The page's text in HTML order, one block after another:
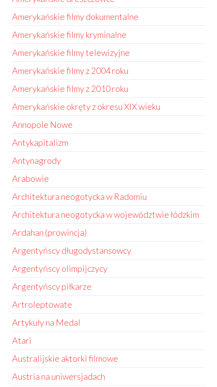
Amerykańskie filmy dokumentalne
Amerykańskie filmy kryminalne
Amerykańskie filmy telewizyjne
Amerykańskie filmy z 2004 roku
Amerykańskie filmy z 2010 roku
Amerykańskie okręty z okresu XIX wieku
Annopole Nowe
Antykapitalizm
Antynagrody
Arabowie
Architektura neogotycka w Radomiu
Architektura neogotycka w województwie łódzkim
Ardahan (prowincja)
Argentyńscy długodystansowcy
Argentyńscy olimpijczycy
Argentyńscy piłkarze
Artroleptowate
Artykuły na Medal
Atari
Australijskie aktorki filmowe
Austria na uniwersjadach